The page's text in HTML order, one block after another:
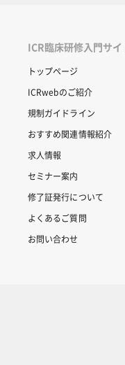
ICR臨床研修入門サ
トップページ
ICRwebのご紹介
規制ガイドライン
おすすめ関連情報紹介
求人情報
セミナー案内
修了証発行について
よくあるご質問
お問い合わせ